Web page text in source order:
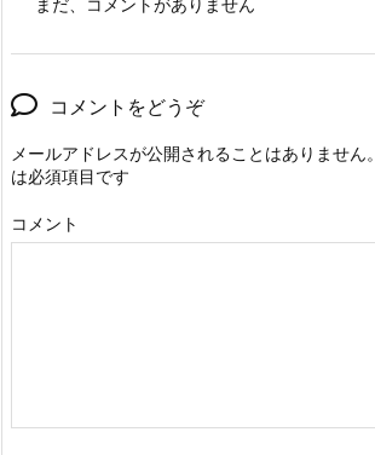
まだ、コメントがありません
コメントをどうぞ
メールアドレスが公開されることはありません。
は必須項目です
コメント